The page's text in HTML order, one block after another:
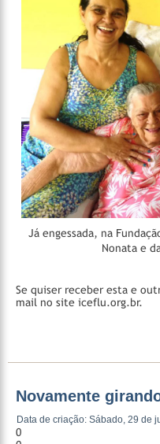
Já engessada, na
Nonata e
Se quiser receber esta e
mail no site iceflu.org.br.
Novamente
Data de criação: Sábado, 29 de
0